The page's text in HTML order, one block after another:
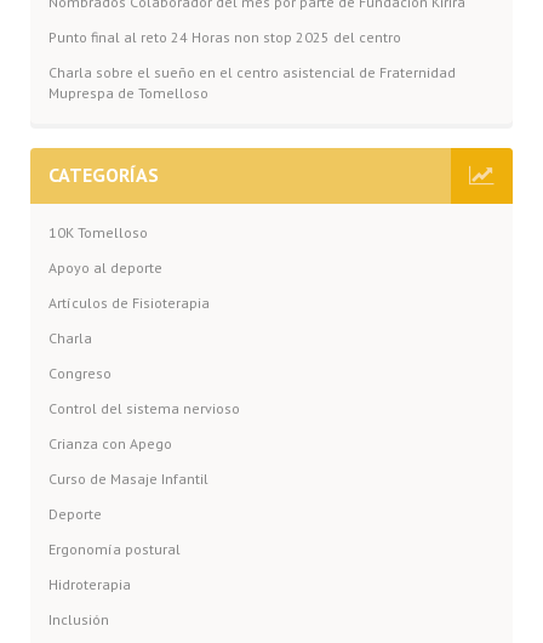
Punto final al reto 24 Horas non stop 2025 del centro
Charla sobre el sueño en el centro asistencial de Fraternidad
Muprespa de Tomelloso
CATEGORÍAS
10K Tomelloso
Apoyo al deporte
Artículos de Fisioterapia
Charla
Congreso
Control del sistema nervioso
Crianza con Apego
Curso de Masaje Infantil
Deporte
Ergonomía postural
Hidroterapia
Inclusión